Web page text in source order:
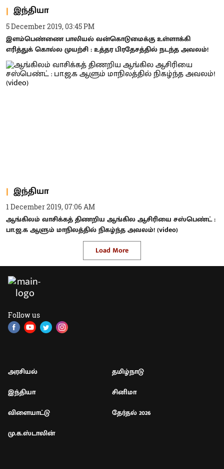
இந்தியா
5 December 2019, 03:45 PM
இளம்பெண்ணை பாலியல் வன்கொடுமைக்கு உள்ளாக்கி
எரித்துக் கொல்ல முயற்சி : உத்தர பிரதேசத்தில் நடந்த அவலம்!
இந்தியா
1 December 2019, 07:06 AM
ஆங்கிலம் வாசிக்கத் திணறிய ஆங்கில ஆசிரியை சஸ்பெண்ட் :
பா.ஜ.க ஆளும் மாநிலத்தில் நிகழ்ந்த அவலம்! (video)
Load More
Follow us
அரசியல்
தமிழ்நாடு
இந்தியா
சினிமா
விளையாட்டு
தேர்தல் 2026
மு.க.ஸ்டாலின்